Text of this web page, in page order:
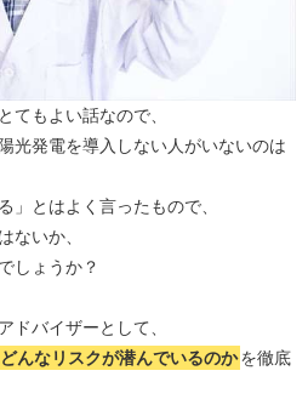
てもよい話なので、
光発電を導入しない人がいないのは
」とはよく言ったもので、
ないか、
しょうか？
ドバイザーとして、
んなリスクが潜んでいるのか を徹底